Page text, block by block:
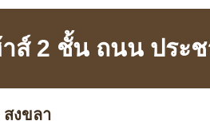
ส์ 2 ชั้น ถนน ประ
สงขลา